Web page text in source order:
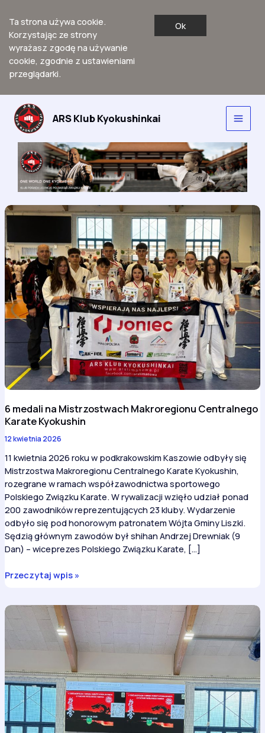
Ta strona używa cookie.
Korzystając ze strony
wyrażasz zgodę na używanie
cookie, zgodnie z ustawieniami
przeglądarki.
Ok
Przejdź
treści
ARS Klub Kyokushinkai
Main
6 medali na Mistrzostwach Makroregionu Centralnego
Karate Kyokushin
12 kwietnia 2026
11 kwietnia 2026 roku w podkrakowskim Kaszowie odbyły się
Mistrzostwa Makroregionu Centralnego Karate Kyokushin,
rozegrane w ramach współzawodnictwa sportowego
Polskiego Związku Karate. W rywalizacji wzięło udział ponad
200 zawodników reprezentujących 23 kluby. Wydarzenie
odbyło się pod honorowym patronatem Wójta Gminy Liszki.
Sędzią głównym zawodów był shihan Andrzej Drewniak (9
Dan) – wiceprezes Polskiego Związku Karate, […]
6
Mistrzostwach
Makroregionu
Centralnego
Przeczytaj wpis »